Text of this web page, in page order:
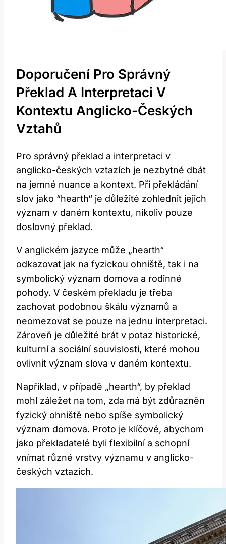
Doporučení Pro⁢ Správný​
Překlad A Interpretaci V
Kontextu ‍anglicko-Českých
‍vztahů
Pro ⁣správný ​překlad a interpretaci v
anglicko-českých vztazích je nezbytné dbát
na jemné nuance ⁤a kontext. Při překládání ​
slov jako ⁣“hearth“ je ⁢důležité ‍zohlednit jejich
význam v ‍daném kontextu,⁢ nikoliv pouze
doslovný ​překlad.
V anglickém jazyce může „hearth“
odkazovat jak na ‍fyzickou ohniště, tak i⁣ na
symbolický význam domova⁤ a ‌rodinné
pohody. V českém‍ překladu ​je⁤ třeba
zachovat⁤ podobnou škálu významů ‌a
neomezovat⁢ se‍ pouze ⁣na jednu interpretaci.
Zároveň je důležité ⁣brát v potaz ⁣historické,
kulturní​ a‌ sociální ⁢souvislosti, které mohou⁣
ovlivnit význam slova ‌v daném ⁣kontextu. ⁣
Například, v​ případě „hearth“, by překlad⁤
mohl záležet‍ na tom, zda ‍má být zdůrazněn
fyzický ohniště nebo spíše symbolický⁢
význam domova. Proto je klíčové, ‌abychom
jako překladatelé byli flexibilní a schopní
⁢vnímat různé vrstvy ⁢významu ⁤v anglicko-
českých vztazích.